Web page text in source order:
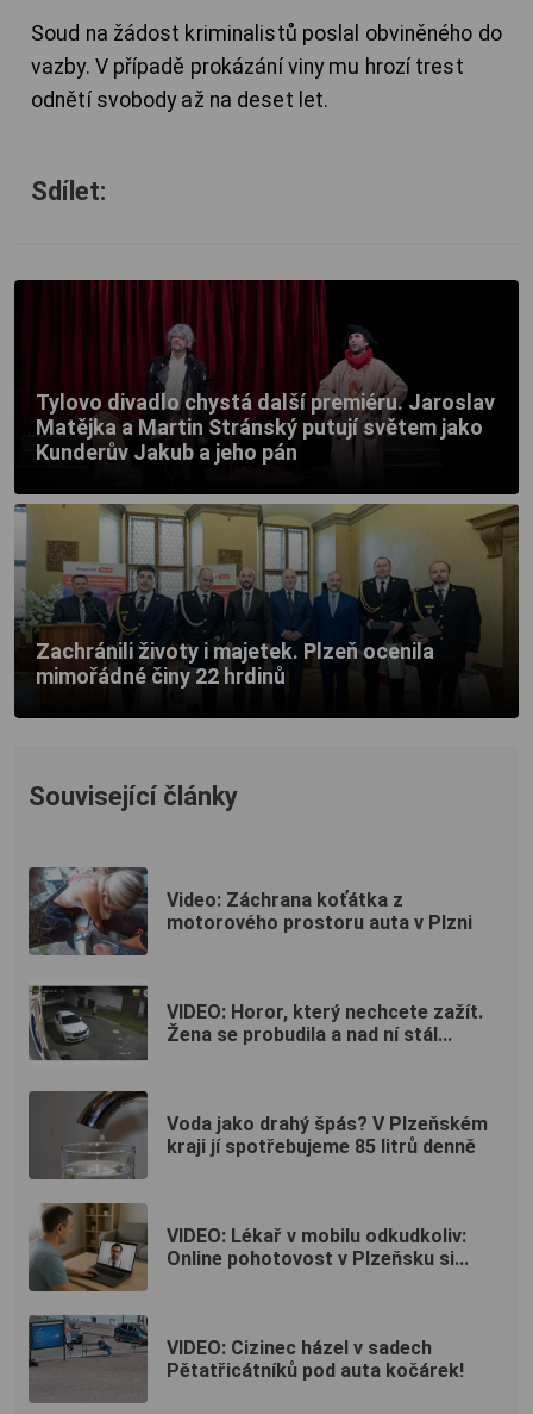
Soud na žádost kriminalistů poslal obviněného do
vazby. V případě prokázání viny mu hrozí trest
odnětí svobody až na deset let.
Sdílet:
Tylovo divadlo chystá další premiéru. Jaroslav
Matějka a Martin Stránský putují světem jako
Kunderův Jakub a jeho pán
Zachránili životy i majetek. Plzeň ocenila
mimořádné činy 22 hrdinů
Související články
Video: Záchrana koťátka z
motorového prostoru auta v Plzni
VIDEO: Horor, který nechcete zažít.
Žena se probudila a nad ní stál...
Voda jako drahý špás? V Plzeňském
kraji jí spotřebujeme 85 litrů denně
VIDEO: Lékař v mobilu odkudkoliv:
Online pohotovost v Plzeňsku si...
VIDEO: Cizinec házel v sadech
Pětatřicátníků pod auta kočárek!